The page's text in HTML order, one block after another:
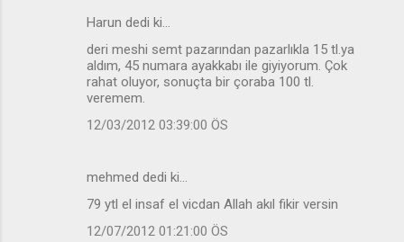
Harun dedi ki…
deri meshi semt pazarından pazarlıkla 15 tl.ya
aldım, 45 numara ayakkabı ile giyiyorum. Çok
rahat oluyor, sonuçta bir çoraba 100 tl.
veremem.
12/03/2012 03:39:00 ÖS
mehmed dedi ki…
79 ytl el insaf el vicdan Allah akıl fikir versin
12/07/2012 01:21:00 ÖS